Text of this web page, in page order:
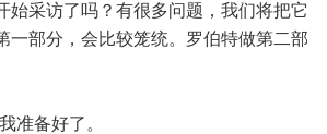
始采访了吗？有很多问题，我们将把它
一部分，会比较笼统。罗伯特做第二部
准备好了。